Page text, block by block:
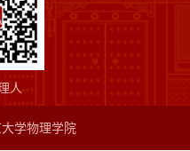
人
学物理学院